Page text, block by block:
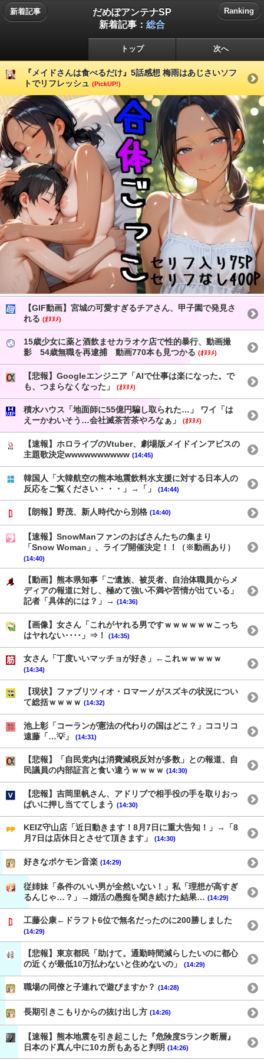
新着記事
だめぽアンテナSP
新着記事： 総合
Ranking
トップ 次へ
『メイドさんは食べるだけ』5話感想 梅雨はあじさいソフ
トでリフレッシュ (PickUP!)
【GIF動画】宮城の可愛すぎるチアさん、甲子園で発見さ
れる (ｵﾇﾇﾒ)
15歳少女に薬と酒飲ませカラオケ店で性的暴行、動画撮
影 54歳無職を再逮捕 動画770本も見つかる (ｵﾇﾇﾒ)
【悲報】Googleエンジニア「AIで仕事は楽になった。で
も、つまらなくなった」
(ｵﾇﾇﾒ)
積水ハウス「地面師に55億円騙し取られた…」 ワイ「は
えーかわいそう…会社滅茶苦茶やろなぁ」
(ｵﾇﾇﾒ)
【速報】ホロライブのVtuber、劇場版メイドインアビスの
主題歌決定wwwwwwwwww (14:45)
韓国人「大韓航空の熊本地震飲料水支援に対する日本人の
反応をご覧ください・・・」→「」
(14:44)
【朗報】野茂、新人時代から別格 (14:40)
【速報】SnowManファンのおばさんたちの集まり
「Snow Woman」、ライブ開催決定！！（※動画あり）
(14:40)
【動画】熊本県知事「ご遺族、被災者、自治体職員からメ
ディアの報道に対し、極めて強い不満や苦情が出ている」
記者「具体的には？」→ (14:36)
【画像】女さん「これがヤれる男ですｗｗｗｗｗｗこっち
はヤれない････」⇒！
(14:35)
女さん「丁度いいマッチョが好き」←これｗｗｗｗｗ
(14:34)
【現状】ファブリツィオ・ロマーノがスズキの状況につい
て総括ｗｗｗｗ (14:32)
池上彰「コーランが憲法の代わりの国はどこ？」ココリコ
遠藤「…💡」
(14:31)
【悲報】「自民党内は消費減税反対が多数」との報道、自
民議員の内部証言と食い違うｗｗｗｗ (14:30)
【悲報】吉岡里帆さん、アドリブで相手役の手を取りおっ
ぱいに押し当ててしまう (14:30)
KEIZ守山店「近日動きます！8月7日に重大告知！」→「8
月7日は店休日とさせて頂きます」
(14:30)
好きなポケモン音楽 (14:29)
従姉妹「条件のいい男が全然いない！」私「理想が高すぎ
るんじゃ…？」→婚活の愚痴を聞き続けた結果… (14:29)
工藤公康←ドラフト6位で無名だったのに200勝しました
(14:29)
【悲報】東京都民「助けて。通勤時間減らしたいのに都心
の近くが最低10万払わないと住めないの」
(14:29)
職場の同僚と子連れで遊びますか？ (14:28)
長期引きこもりからの抜け出し方 (14:26)
【速報】熊本地震を引き起こした『危険度Sランク断層』
日本のド真ん中に10カ所もあると判明 (14:26)